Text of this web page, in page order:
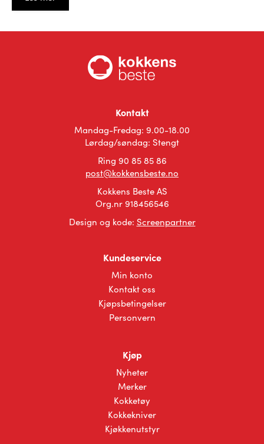
Kontakt
Mandag-Fredag: 9.00-18.00
Lørdag/søndag: Stengt
Ring 90 85 85 86
post@kokkensbeste.no
Kokkens Beste AS
Org.nr 918456546
Design og kode: Screenpartner
Kundeservice
Min konto
Kontakt oss
Kjøpsbetingelser
Personvern
Kjøp
Nyheter
Merker
Kokketøy
Kokkekniver
Kjøkkenutstyr